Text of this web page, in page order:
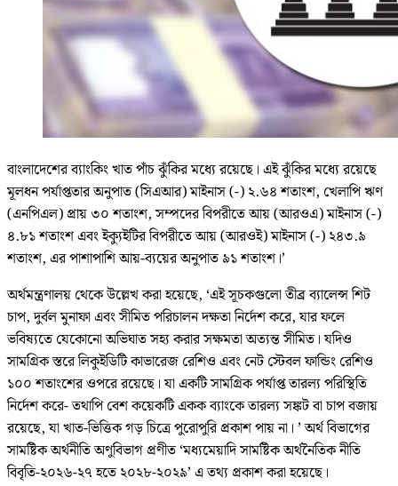
বাংলাদেশের ব্যাংকিং খাত পাঁচ ঝুঁকির মধ্যে রয়েছে। এই ঝুঁকির মধ্যে রয়েছে
মূলধন পর্যাপ্ততার অনুপাত (সিএআর) মাইনাস (-) ২.৬৪ শতাংশ, খেলাপি ঋণ
(এনপিএল) প্রায় ৩০ শতাংশ, সম্পদের বিপরীতে আয় (আরওএ) মাইনাস (-)
৪.৮১ শতাংশ এবং ইক্যুইটির বিপরীতে আয় (আরওই) মাইনাস (-) ২৪৩.৯
শতাংশ, এর পাশাপাশি আয়-ব্যয়ের অনুপাত ৯১ শতাংশ।’
অর্থমন্ত্রণালয় থেকে উল্লেখ করা হয়েছে, ‘এই সূচকগুলো তীব্র ব্যালেন্স শিট
চাপ, দুর্বল মুনাফা এবং সীমিত পরিচালন দক্ষতা নির্দেশ করে, যার ফলে
ভবিষ্যতে যেকোনো অভিঘাত সহ্য করার সক্ষমতা অত্যন্ত সীমিত। যদিও
সামগ্রিক স্তরে লিকুইডিটি কাভারেজ রেশিও এবং নেট স্টেবল ফান্ডিং রেশিও
১০০ শতাংশের ওপরে রয়েছে। যা একটি সামগ্রিক পর্যাপ্ত তারল্য পরিস্থিতি
নির্দেশ করে- তথাপি বেশ কয়েকটি একক ব্যাংকে তারল্য সঙ্কট বা চাপ বজায়
রয়েছে, যা খাত-ভিত্তিক গড় চিত্রে পুরোপুরি প্রকাশ পায় না। ’ অর্থ বিভাগের
সামষ্টিক অর্থনীতি অণুবিভাগ প্রণীত ‘মধ্যমেয়াদি সামষ্টিক অর্থনৈতিক নীতি
বিবৃতি-২০২৬-২৭ হতে ২০২৮-২০২৯’ এ তথ্য প্রকাশ করা হয়েছে।